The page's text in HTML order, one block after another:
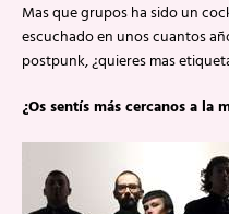
Mas que grupos ha sido un
escuchado en unos cuantos
postpunk, ¿quieres mas
¿Os sentís más cercanos a la